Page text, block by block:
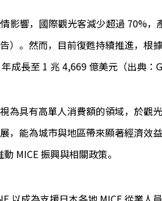
影響，國際觀光客減少超過 70%，
）。然而，目前復甦持續推進，根
成長至 1 兆 4,669 億美元（出典：
為具有高單人消費額的領域，於觀
，能為城市與地區帶來顯著經濟效
MICE 振興與相關政策。